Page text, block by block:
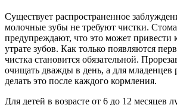
Существует распространенное
молочные зубы не требуют чистки.
предупреждают, что это может привести
утрате зубов. Как только появляются
чистка становится обязательной.
очищать дважды в день, а для младенцев
делать это после каждого кормления.
Для детей в возрасте от 6 до 12 месяцев